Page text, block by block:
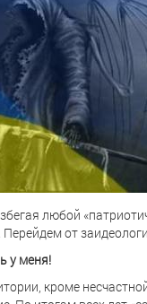
любой
от
у меня!
кроме